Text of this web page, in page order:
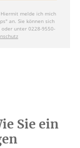
Sie ein